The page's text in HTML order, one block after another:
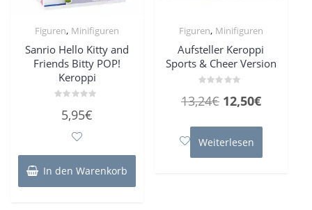
Figuren, Minifiguren
Sanrio Hello Kitty and
Friends Bitty POP!
Keroppi
mit5,95€
In den Warenkorb
Figuren, Minifiguren
Aufsteller Keroppi
Sports & Cheer Version
mit
5
13,24€ Ursprünglicher
war:
13,24€
12,50€Aktueller
12,50€.
Weiterlesen